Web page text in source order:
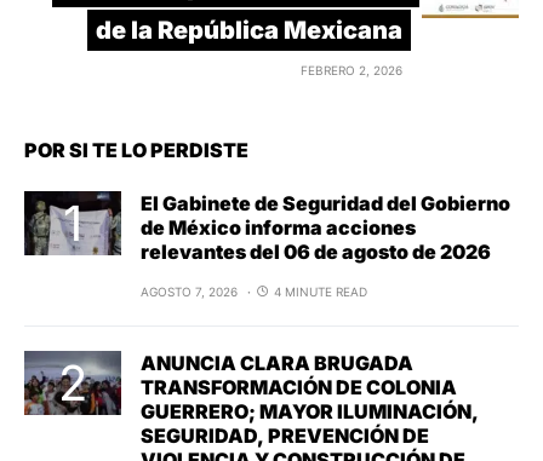
de la República Mexicana
FEBRERO 2, 2026
POR SI TE LO PERDISTE
El Gabinete de Seguridad del Gobierno
de México informa acciones
relevantes del 06 de agosto de 2026
AGOSTO 7, 2026 4 MINUTE READ
ANUNCIA CLARA BRUGADA
TRANSFORMACIÓN DE COLONIA
GUERRERO; MAYOR ILUMINACIÓN,
SEGURIDAD, PREVENCIÓN DE